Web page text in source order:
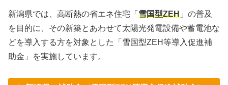
新潟県では、高断熱の省エネ住宅「 雪国型ZEH 」の普及
を目的に、その新築とあわせて太陽光発電設備や蓄電池な
どを導入する方を対象とした「雪国型ZEH等導入促進補
助金」を実施しています。